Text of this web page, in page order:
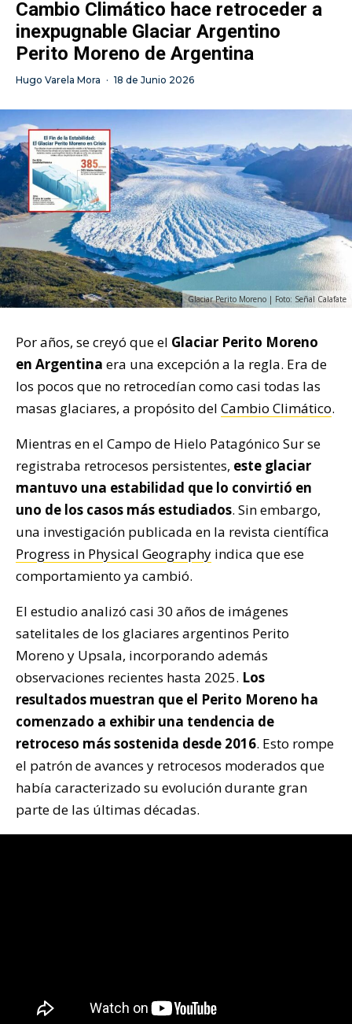
Cambio Climático hace retroceder a
inexpugnable Glaciar Argentino
Perito Moreno de Argentina
Hugo Varela Mora · 18 de Junio 2026
Glaciar Perito Moreno | Foto: Señal Calafate
Por años, se creyó que el Glaciar Perito Moreno
en Argentina era una excepción a la regla. Era de
los pocos que no retrocedían como casi todas las
masas glaciares, a propósito del Cambio Climático.
Mientras en el Campo de Hielo Patagónico Sur se
registraba retrocesos persistentes, este glaciar
mantuvo una estabilidad que lo convirtió en
uno de los casos más estudiados. Sin embargo,
una investigación publicada en la revista científica
Progress in Physical Geography indica que ese
comportamiento ya cambió.
El estudio analizó casi 30 años de imágenes
satelitales de los glaciares argentinos Perito
Moreno y Upsala, incorporando además
observaciones recientes hasta 2025. Los
resultados muestran que el Perito Moreno ha
comenzado a exhibir una tendencia de
retroceso más sostenida desde 2016. Esto rompe
el patrón de avances y retrocesos moderados que
había caracterizado su evolución durante gran
parte de las últimas décadas.